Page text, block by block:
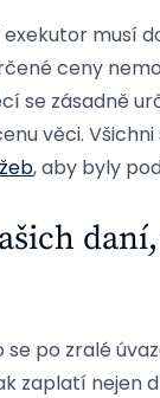
musí
ceny
se zásadně
věci.
, aby byly
po zralé
zaplatí nejen